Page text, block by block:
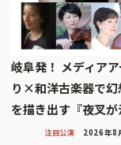
岐阜発！ メディア
り×和洋古楽器で幻
を描き出す『夜叉が
注目公演 2026年8